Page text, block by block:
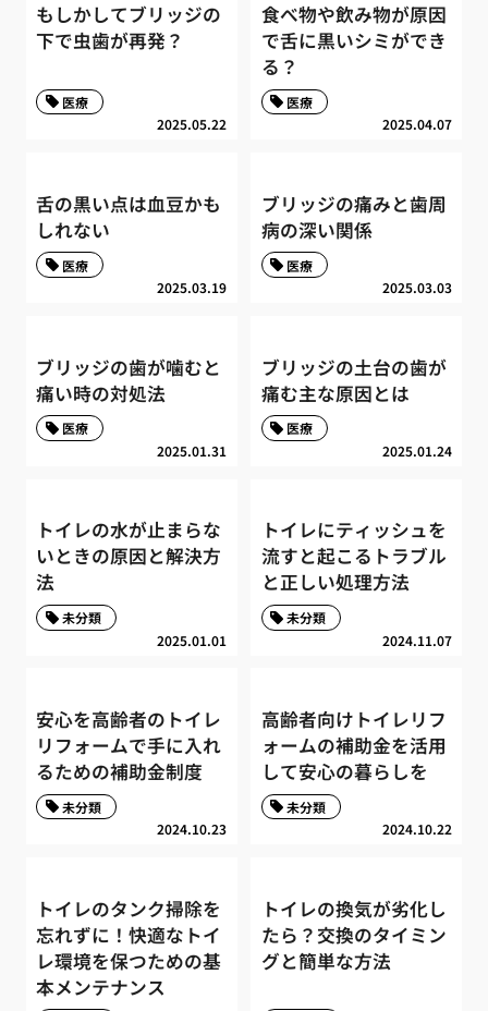
もしかしてブリッジの
下で虫歯が再発？
2025.05.22
医療
食べ物や飲み物が原因
で舌に黒いシミができ
る？
2025.04.07
医療
舌の黒い点は血豆かも
しれない
2025.03.19
医療
ブリッジの痛みと歯周
病の深い関係
2025.03.03
医療
ブリッジの歯が噛むと
痛い時の対処法
2025.01.31
医療
ブリッジの土台の歯が
痛む主な原因とは
2025.01.24
医療
トイレの水が止まらな
いときの原因と解決方
法
2025.01.01
未分類
トイレにティッシュを
流すと起こるトラブル
と正しい処理方法
2024.11.07
未分類
安心を高齢者のトイレ
リフォームで手に入れ
るための補助金制度
2024.10.23
未分類
高齢者向けトイレリフ
ォームの補助金を活用
して安心の暮らしを
2024.10.22
未分類
トイレのタンク掃除を
忘れずに！快適なトイ
レ環境を保つための基
本メンテナンス
トイレの換気が劣化し
たら？交換のタイミン
グと簡単な方法